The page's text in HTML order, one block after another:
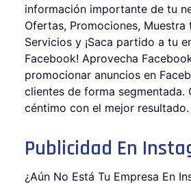
información importante de tu
Ofertas, Promociones,
Servicios y ¡Saca partido a tu
Facebook! Aprovecha
promocionar anuncios en
clientes de forma segmentada.
céntimo con el mejor resultado.
Publicidad En
¿Aún No Está Tu Empresa En